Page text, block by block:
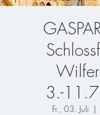
3.-
Fr., 03. Juli
  |